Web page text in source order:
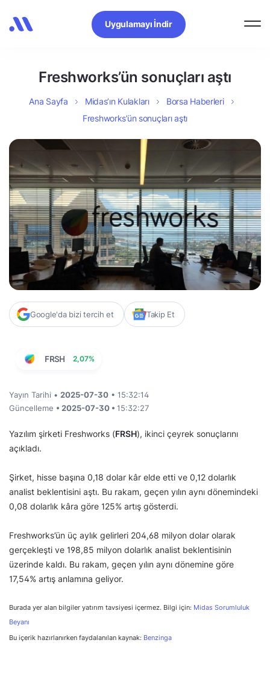
Uygulamayı İndir
Freshworks’ün sonuçları aştı
Ana Sayfa Midas’ın Kulakları
Borsa Haberleri
Freshworks’ün sonuçları aştı
Google'da bizi tercih et Takip Et
FRSH 2,07%
Yayın Tarihi • 2025-07-30 • 15:32:14
Güncelleme • 2025-07-30 • 15:32:27
Yazılım şirketi Freshworks (FRSH), ikinci çeyrek sonuçlarını
açıkladı.
Şirket, hisse başına 0,18 dolar kâr elde etti ve 0,12 dolarlık
analist beklentisini aştı. Bu rakam, geçen yılın aynı dönemindeki
0,08 dolarlık kâra göre 125% artış gösterdi.
Freshworks’ün üç aylık gelirleri 204,68 milyon dolar olarak
gerçekleşti ve 198,85 milyon dolarlık analist beklentisinin
üzerinde kaldı. Bu rakam, geçen yılın aynı dönemine göre
17,54% artış anlamına geliyor.
Burada yer alan bilgiler yatırım tavsiyesi içermez. Bilgi için: Midas Sorumluluk
Beyanı
Bu içerik hazırlanırken faydalanılan kaynak: Benzinga